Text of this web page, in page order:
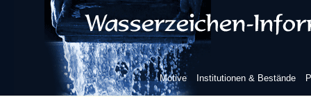
Motive Institutionen & Bestände